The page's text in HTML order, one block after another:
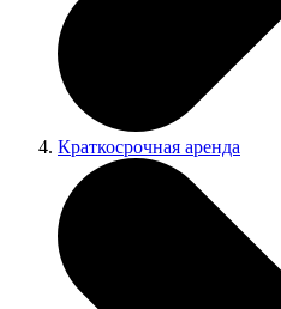
Краткосрочная аренда